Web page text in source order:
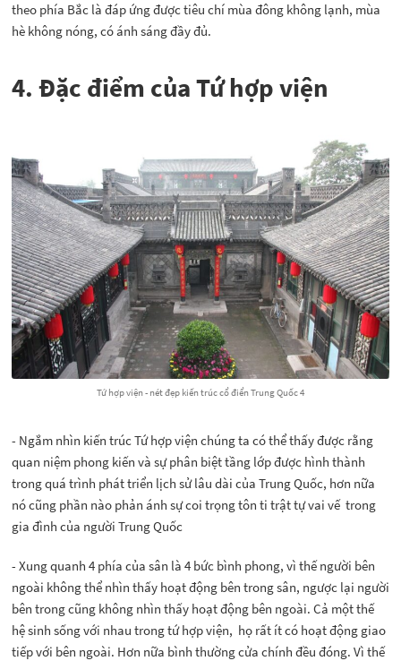
theo phía Bắc là đáp ứng được tiêu chí mùa đông không lạnh, mùa
hè không nóng, có ánh sáng đầy đủ.
4. Đặc điểm của Tứ hợp viện
Tứ hợp viện - nét đẹp kiến trúc cổ điển Trung Quốc 4
- Ngắm nhìn kiến trúc Tứ hợp viện chúng ta có thể thấy được rằng
quan niệm phong kiến và sự phân biệt tầng lớp được hình thành
trong quá trình phát triển lịch sử lâu dài của Trung Quốc, hơn nữa
nó cũng phần nào phản ánh sự coi trọng tôn ti trật tự vai vế trong
gia đình của người Trung Quốc
- Xung quanh 4 phía của sân là 4 bức bình phong, vì thế người bên
ngoài không thể nhìn thấy hoạt động bên trong sân, ngược lại người
bên trong cũng không nhìn thấy hoạt động bên ngoài. Cả một thế
hệ sinh sống với nhau trong tứ hợp viện, họ rất ít có hoạt động giao
tiếp với bên ngoài. Hơn nữa bình thường cửa chính đều đóng. Vì thế